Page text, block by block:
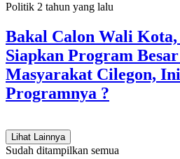
Politik 2 tahun yang lalu
Bakal Calon Wali
Siapkan Program
Masyarakat Cilegon,
Programnya ?
Lihat Lainnya
Sudah ditampilkan semua